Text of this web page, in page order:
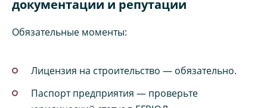
документации и репутации
Обязательные моменты:
Лицензия на строительство — обязательно.
Паспорт предприятия — проверьте